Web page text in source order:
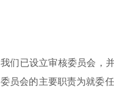
我们已设立审核委员会，
委员会的主要职责为就委